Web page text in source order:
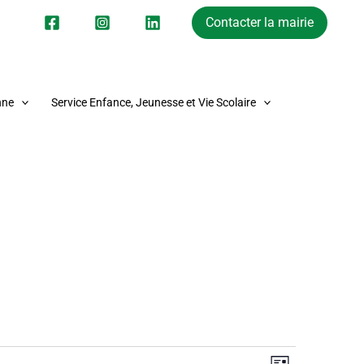
Contacter la mairie
Service Enfance, Jeunesse et Vie Scolaire
Navigation
Navigation